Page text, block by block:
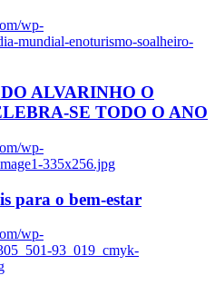
wp-
mundial-enoturismo-soalheiro-
ALVARINHO O
SE TODO O ANO
wp-
335x256.jpg
para o bem-estar
wp-
93_019_cmyk-